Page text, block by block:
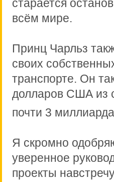
старается
всём мире.
Принц Чарльз
своих
транспорте. Он
долларов США из
почти 3
Я скромно
уверенное
проекты